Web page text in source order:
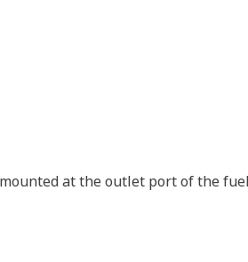
at the outlet port of the